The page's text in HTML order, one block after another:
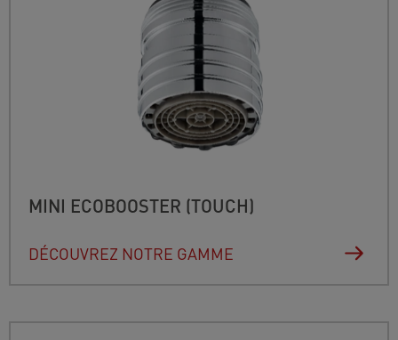
MINI ECOBOOSTER (TOUCH)
DÉCOUVREZ NOTRE GAMME